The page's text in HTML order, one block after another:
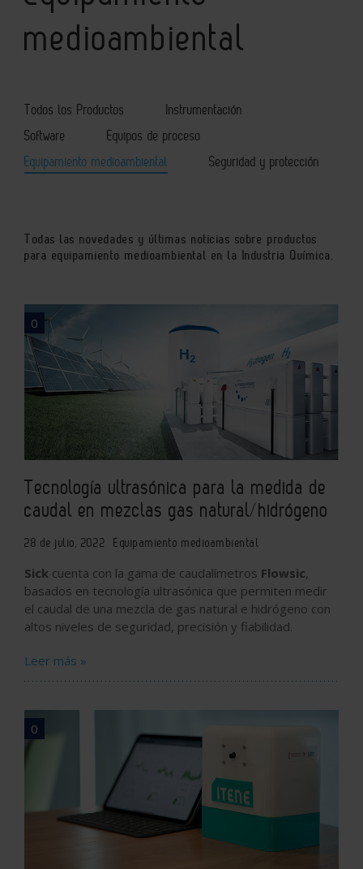
medioambiental
Todos los Productos
Instrumentación
Software
Equipos de proceso
Equipamiento medioambiental
Seguridad y protección
Todas las novedades y últimas noticias sobre productos
para equipamiento medioambiental en la Industria Química.
0
Tecnología ultrasónica para la medida de
caudal en mezclas gas natural/hidrógeno
28 de julio, 2022 Equipamiento medioambiental
Sick cuenta con la gama de caudalímetros Flowsic,
basados en tecnología ultrasónica que permiten medir
el caudal de una mezcla de gas natural e hidrógeno con
altos niveles de seguridad, precisión y fiabilidad.
Leer más »
0